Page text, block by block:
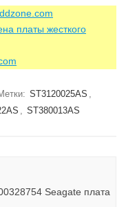
платы жесткого
ST3120025AS ,
, ST380013AS
Seagate плата